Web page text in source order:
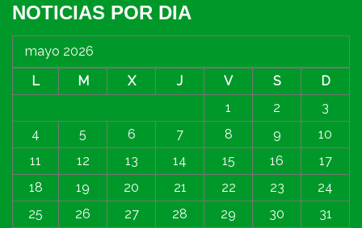
NOTICIAS POR DIA
mayo 2026
L
M X J V S
D
1
2
3
4
5 6 7 8 9
10
11
12 13 14 15 16
17
18
19 20 21 22 23
24
25
26 27 28 29 30 31